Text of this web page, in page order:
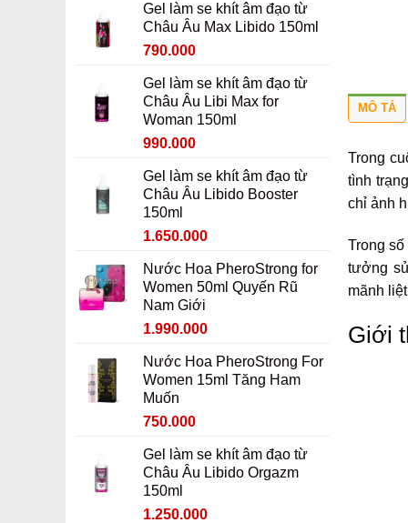
Gel làm se khít âm đạo từ
Châu Âu Max Libido 150ml
Giá
là:
990.000 ₫.
790.000
tại
là:
790.000 ₫.
Gel làm se khít âm đạo từ
Châu Âu Libi Max for
Woman 150ml
Giá
là:
1.190.000 ₫.
990.000
tại
là:
Gel làm se khít âm đạo từ
Châu Âu Libido Booster
150ml
Giá
là:
1.850.000 ₫.
1.650.000
tại
là:
Nước Hoa PheroStrong for
Women 50ml Quyến Rũ
Nam Giới
Giá
là:
2.190.000 ₫.
1.990.000
tại
là:
Nước Hoa PheroStrong For
Women 15ml Tăng Ham
Muốn
Giá
là:
950.000 ₫.
750.000
tại
là:
Gel làm se khít âm đạo từ
Châu Âu Libido Orgazm
150ml
Giá
1.250.000
MÔ TẢ
Trong
tình
chỉ ảnh
Trong
tưởng
mãnh
Giới